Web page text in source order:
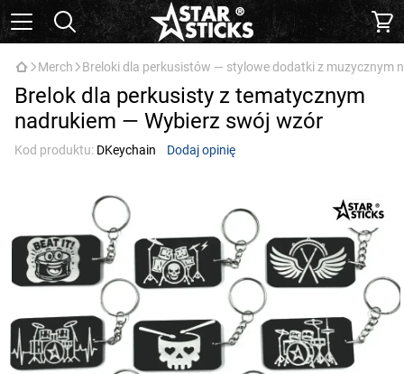
Merch Breloki dla perkusistów — stylowe dodatki z muzycznym
Brelok dla perkusisty z tematycznym
nadrukiem — Wybierz swój wzór
Kod produktu: DKeychain Dodaj opinię